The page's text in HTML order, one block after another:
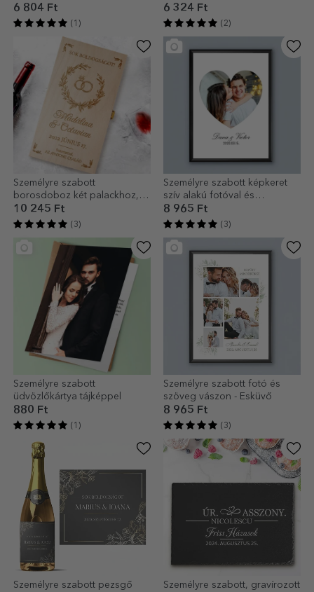
6 804 Ft
(1)
Szerelem
6 324 Ft
(2)
Személyre szabott
borosdoboz két palackhoz,
felirattal - Casa de piatra
10 245 Ft
(3)
Személyre szabott képkeret
szív alakú fotóval és
szöveggel – Szeretlek!
8 965 Ft
(3)
Személyre szabott
üdvözlőkártya tájképpel
880 Ft
(1)
Személyre szabott fotó és
szöveg vászon - Esküvő
8 965 Ft
(3)
Személyre szabott pezsgő
Személyre szabott, gravírozott